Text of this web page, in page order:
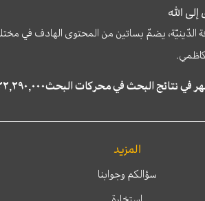
الله
الدّينيّة، يضمّ بساتين من المحتوى الهادف في
المزيد
سؤالكم وجوابنا